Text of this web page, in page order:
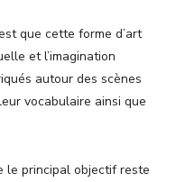
que cette forme d’art
et l’imagination
autour des scènes
vocabulaire ainsi que
le principal objectif reste